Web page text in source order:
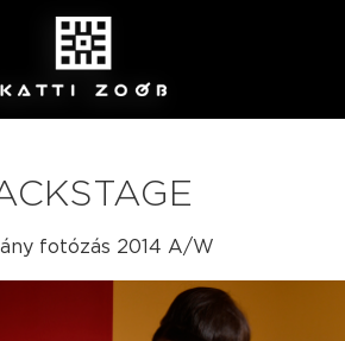
fotózás 2014 A/W